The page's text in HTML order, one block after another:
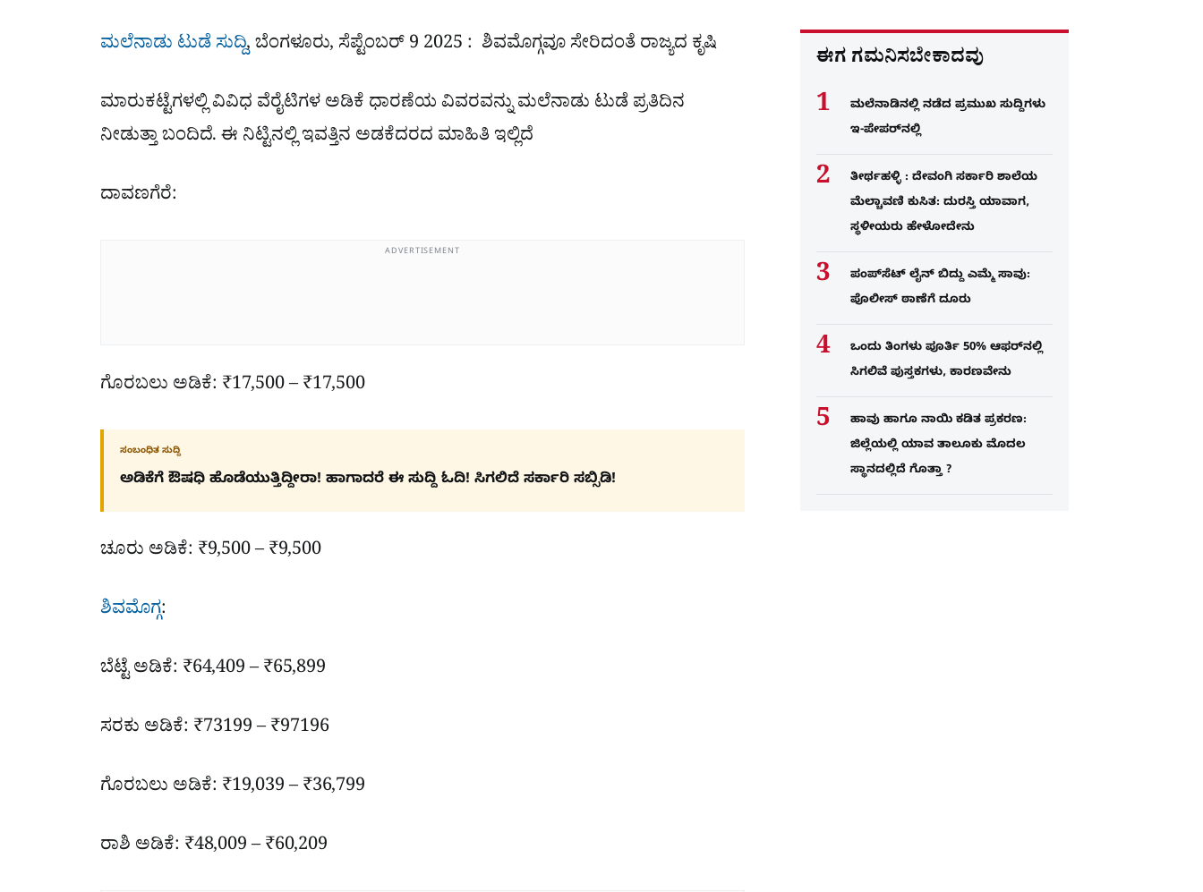
ಮಲೆನಾಡು ಟುಡೆ ಸುದ್ದಿ, ಬೆಂಗಳೂರು, ಸೆಪ್ಟೆಂಬರ್ 9 2025 : ಶಿವಮೊಗ್ಗವೂ ಸೇರಿದಂತೆ ರಾಜ್ಯದ ಕೃಷಿ
ಮಾರುಕಟ್ಟೆಗಳಲ್ಲಿ ವಿವಿಧ ವೆರೈಟಿಗಳ ಅಡಿಕೆ ಧಾರಣೆಯ ವಿವರವನ್ನು ಮಲೆನಾಡು ಟುಡೆ ಪ್ರತಿದಿನ
ನೀಡುತ್ತಾ ಬಂದಿದೆ. ಈ ನಿಟ್ಟಿನಲ್ಲಿ ಇವತ್ತಿನ ಅಡಕೆದರದ ಮಾಹಿತಿ ಇಲ್ಲಿದೆ
ದಾವಣಗೆರೆ:
ADVERTISEMENT
ಗೊರಬಲು ಅಡಿಕೆ: ₹17,500 – ₹17,500
ಸಂಬಂಧಿತ ಸುದ್ದಿ
ಅಡಿಕೆಗೆ ಔಷಧಿ ಹೊಡೆಯುತ್ತಿದ್ದೀರಾ! ಹಾಗಾದರೆ ಈ ಸುದ್ದಿ ಓದಿ! ಸಿಗಲಿದೆ ಸರ್ಕಾರಿ ಸಬ್ಸಿಡಿ!
ಚೂರು ಅಡಿಕೆ: ₹9,500 – ₹9,500
ಶಿವಮೊಗ್ಗ:
ಬೆಟ್ಟೆ ಅಡಿಕೆ: ₹64,409 – ₹65,899
ಸರಕು ಅಡಿಕೆ: ₹73199 – ₹97196
ಗೊರಬಲು ಅಡಿಕೆ: ₹19,039 – ₹36,799
ರಾಶಿ ಅಡಿಕೆ: ₹48,009 – ₹60,209
ಈಗ ಗಮನಿಸಬೇಕಾದವು
ಮಲೆನಾಡಿನಲ್ಲಿ ನಡೆದ ಪ್ರಮುಖ ಸುದ್ದಿಗಳು
ಇ-ಪೇಪರ್​​​​ನಲ್ಲಿ
ತೀರ್ಥಹಳ್ಳಿ : ದೇವಂಗಿ ಸರ್ಕಾರಿ ಶಾಲೆಯ
ಮೆಲ್ಚಾವಣಿ ಕುಸಿತ: ದುರಸ್ತಿ ಯಾವಾಗ,
ಸ್ಥಳೀಯರು ಹೇಳೋದೇನು
ಪಂಪ್‌ಸೆಟ್ ಲೈನ್ ಬಿದ್ದು ಎಮ್ಮೆ ಸಾವು:
ಪೊಲೀಸ್ ಠಾಣೆಗೆ ದೂರು
ಒಂದು ತಿಂಗಳು ಪೂರ್ತಿ 50% ಆಫರ್​ನಲ್ಲಿ
ಸಿಗಲಿವೆ ಪುಸ್ತಕಗಳು, ಕಾರಣವೇನು
ಹಾವು ಹಾಗೂ ನಾಯಿ ಕಡಿತ ಪ್ರಕರಣ:
ಜಿಲ್ಲೆಯಲ್ಲಿ ಯಾವ ತಾಲೂಕು ಮೊದಲ
ಸ್ಥಾನದಲ್ಲಿದೆ ಗೊತ್ತಾ ?